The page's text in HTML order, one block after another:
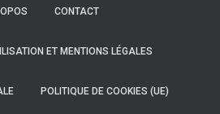
CONTACT
ET MENTIONS LÉGALES
POLITIQUE DE COOKIES (UE)